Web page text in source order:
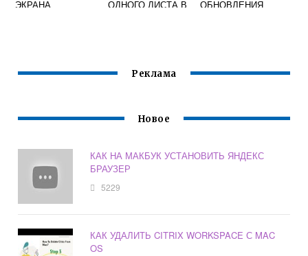
ЭКРАНА
ОДНОГО ЛИСТА В
ОБНОВЛЕНИЯ
Реклама
Новое
КАК НА МАКБУК УСТАНОВИТЬ ЯНДЕКС
БРАУЗЕР
5229
КАК УДАЛИТЬ CITRIX WORKSPACE С MAC
OS